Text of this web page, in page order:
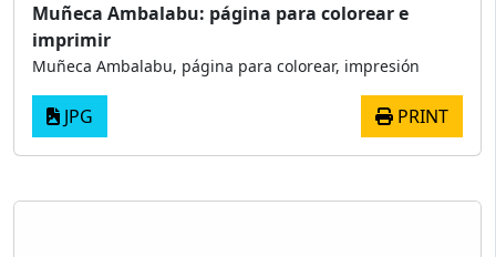
Muñeca Ambalabu: página para colorear e
imprimir
Muñeca Ambalabu, página para colorear, impresión
JPG PRINT